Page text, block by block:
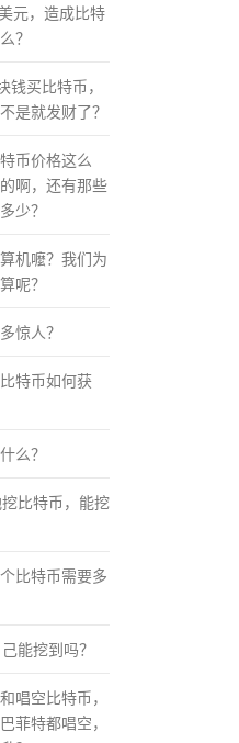
元，造成比特
？
买比特币，
是就发财了？
币价格这么
啊，还有那些
少？
机嚒？我们为
呢？
惊人？
特币如何获
么？
比特币，能挖
比特币需要多
能挖到吗？
唱空比特币，
菲特都唱空，